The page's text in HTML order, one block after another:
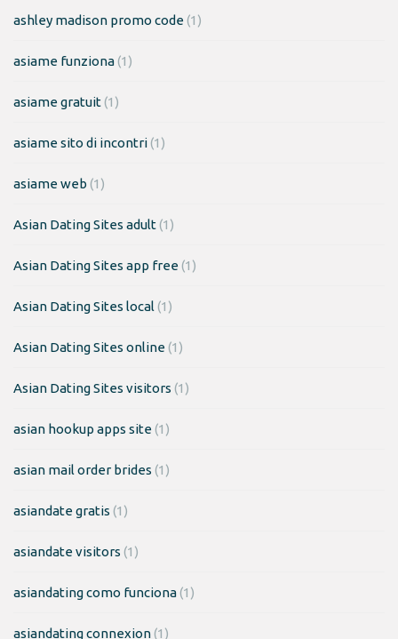
ashley madison promo code(1)
asiame funziona(1)
asiame gratuit(1)
asiame sito di incontri(1)
asiame web (1)
Asian Dating Sites adult(1)
Asian Dating Sites app free(1)
Asian Dating Sites local (1)
Asian Dating Sites online(1)
Asian Dating Sites visitors (1)
asian hookup apps site(1)
asian mail order brides (1)
asiandate gratis (1)
asiandate visitors (1)
asiandating como funciona(1)
asiandating connexion(1)